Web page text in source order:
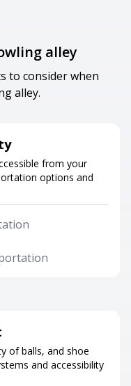
alley
to consider when
alley.
from your
options and
of balls, and shoe
and accessibility